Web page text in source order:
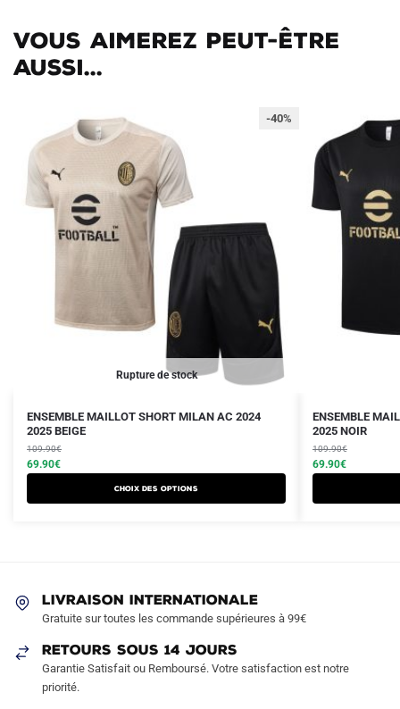
Vous aimerez peut-être
aussi...
Rupture de stock
-40%
ENSEMBLE MAILLOT SHORT MILAN AC 2024
2025 BEIGE
109.90€
Le
prix
initial
était :
69.90€
Le
prix
actuel
est :
Choix des options
Ce
produit
a
plusieurs
variations.
choisies
la
page
ENSEMBLE
2025 NOIR
109.90€
Le
prix
initial
était :
69.90€
Le
prix
actuel
est :
Ce
produit
a
plusieurs
variations.
page
LIVRAISON INTERNATIONALE
Gratuite sur toutes les commande supérieures à 99€
RETOURS SOUS 14 JOURS
Garantie Satisfait ou Remboursé. Votre satisfaction est notre
priorité.